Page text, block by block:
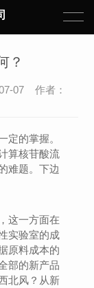
？
07 作者：
定的掌握。
算核苷酸流
难题。下边
这一方面在
实验室的成
原料成本的
部的新产品
北风？从新